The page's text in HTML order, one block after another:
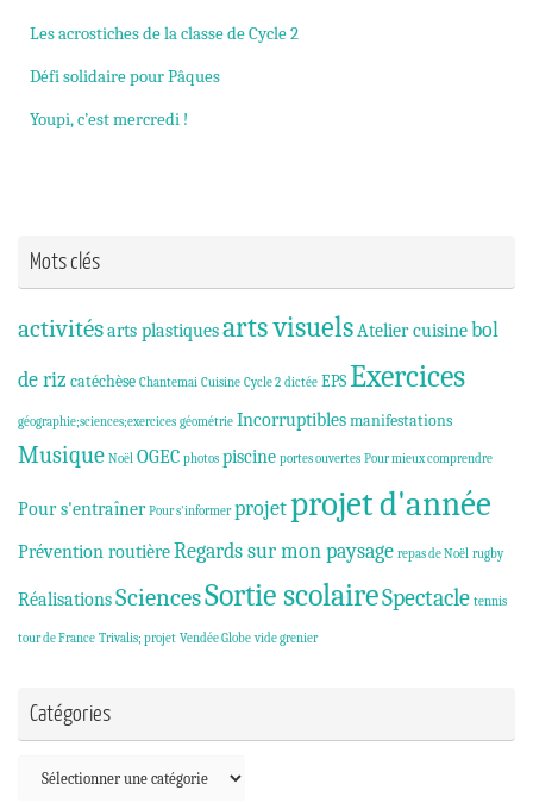
Les acrostiches de la classe de Cycle 2
Défi solidaire pour Pâques
Youpi, c’est mercredi !
Mots clés
activitésarts plastiquesarts visuels Atelier cuisinebol
de riz catéchèse Chantemai Cuisine Cycle 2 dictée EPSExercices
géographie;sciences;exercices géométrie Incorruptiblesmanifestations
Musique Noël OGEC photos piscine portes ouvertes Pour mieux comprendre
Pour s'entraîner Pour s'informer projetprojet d'année
Prévention routièreRegards sur mon paysage repas de Noël rugby
RéalisationsSciencesSortie scolaireSpectacle tennis
tour de France Trivalis; projet Vendée Globe vide grenier
Catégories
Catégories